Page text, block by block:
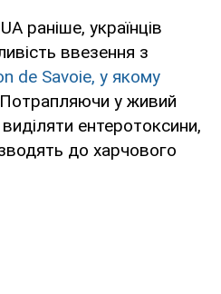
раніше, українців
ввезення з
de Savoie, у якому
Потрапляючи у живий
ентеротоксини,
до харчового